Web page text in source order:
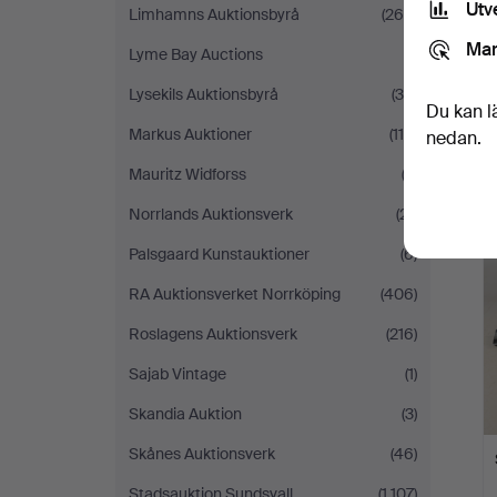
Limhamns Auktionsbyrå
(264)
Lyme Bay Auctions
Lysekils Auktionsbyrå
(39)
Markus Auktioner
(114)
Mauritz Widforss
(2)
Norrlands Auktionsverk
(21)
Palsgaard Kunstauktioner
(6)
RA Auktionsverket Norrköping
(406)
Roslagens Auktionsverk
(216)
Sajab Vintage
(1)
Skandia Auktion
(3)
Skånes Auktionsverk
(46)
Du kan
nedan.